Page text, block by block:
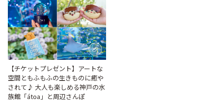
【チケットプレゼント】アートな
空間ともふもふの生きものに癒や
されて♪ 大人も楽しめる神戸の水
族館「átoa」と周辺さんぽ